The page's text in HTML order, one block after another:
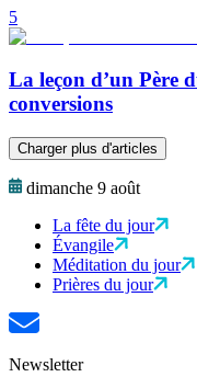
5
La leçon d’un Père
conversions
Charger plus d'articles
dimanche 9 août
La fête du jour
Évangile
Méditation du jour
Prières du jour
Newsletter